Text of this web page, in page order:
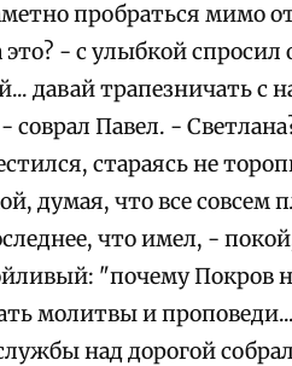
пробраться мимо
- с улыбкой спросил
давай трапезничать с
Павел. -
стараясь не
думая, что все совсем
что имел, -
"почему Покров
молитвы и
над дорогой